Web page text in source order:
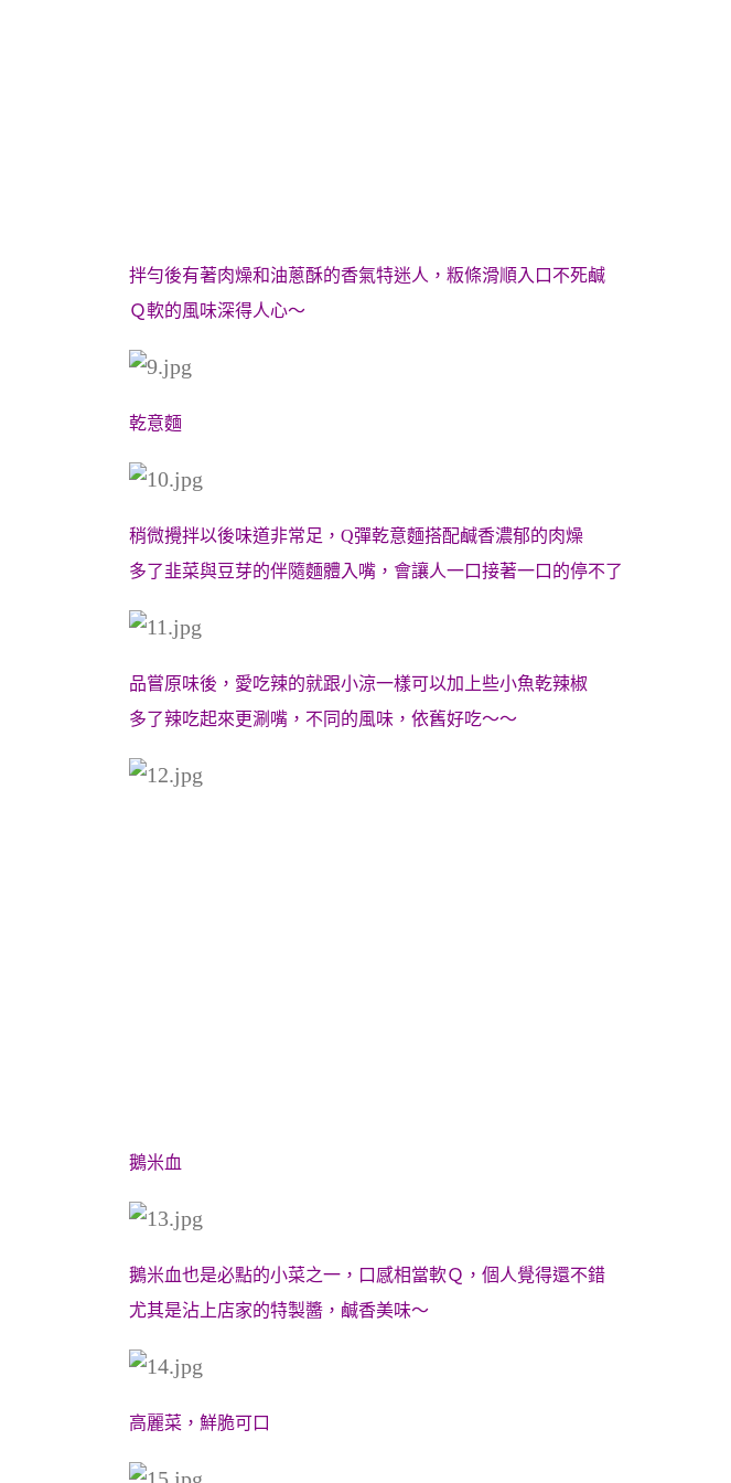
拌勻後有著肉燥和油蔥酥的香氣特迷人，粄條滑順入口不死鹹
Ｑ軟的風味深得人心～
乾意麵
稍微攪拌以後味道非常足，Q彈乾意麵搭配鹹香濃郁的肉燥
多了韭菜與豆芽的伴隨麵體入嘴，會讓人一口接著一口的停不了
品嘗原味後，愛吃辣的就跟小涼一樣可以加上些小魚乾辣椒
多了辣吃起來更涮嘴，不同的風味，依舊好吃～～
鵝米血
鵝米血也是必點的小菜之一，口感相當軟Ｑ，個人覺得還不錯
尤其是沾上店家的特製醬，鹹香美味～
高麗菜，鮮脆可口